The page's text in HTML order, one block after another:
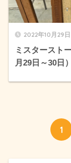
2022年10月29日
ミスタースト
月29日～30日
1